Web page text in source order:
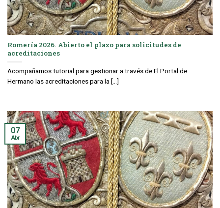
Romería 2026. Abierto el plazo para solicitudes de
acreditaciones
Acompañamos tutorial para gestionar a través de El Portal de
Hermano las acreditaciones para la [...]
07
Abr